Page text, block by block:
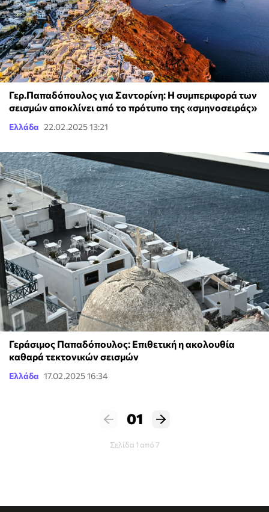
Γερ.Παπαδόπουλος για Σαντορίνη: Η συμπεριφορά των
σεισμών αποκλίνει από το πρότυπο της «σμηνοσειράς»
Ελλάδα 22.02.2025 13:21
Γεράσιμος Παπαδόπουλος: Επιθετική η ακολουθία
καθαρά τεκτονικών σεισμών
Ελλάδα 17.02.2025 16:34
01
Σελίδα 1 από 7